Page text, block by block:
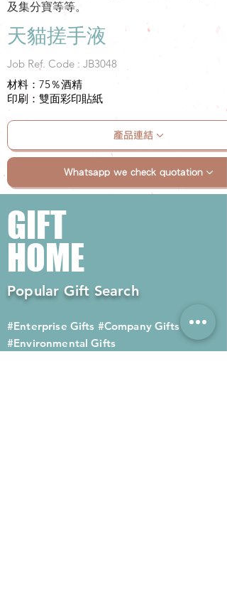
及集分寶等等。
天貓搓手液
Job Ref. Code : JB3048
材料：75％酒精
印刷：雙面彩印貼紙
產品連結
Whatsapp we check quotation
GIFT
HOME
Popular Gift Search
#Enterprise Gifts #Company Gifts
#Environmental Gifts